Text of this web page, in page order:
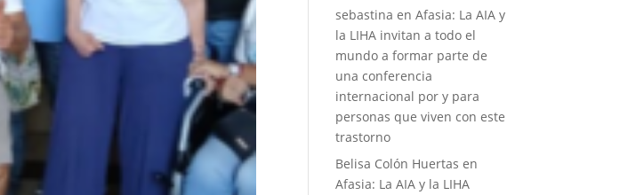
sebastina enAfasia: La AIA y
la LIHA invitan a todo el
mundo a formar parte de
una conferencia
internacional por y para
personas que viven con este
trastorno
Belisa Colón Huertas en
Afasia: La AIA y la LIHA